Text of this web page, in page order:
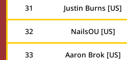
31 Justin Burns [US]
32 NailsOU [US]
33 Aaron Brok [US]